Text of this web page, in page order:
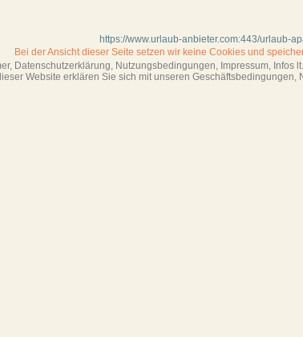
https://www.urlaub-anbieter.com:443/urlaub-
Bei der Ansicht dieser Seite setzen wir keine Cookies und
Datenschutzerklärung, Nutzungsbedingungen, Impressum, Infos
Website erklären Sie sich mit unseren